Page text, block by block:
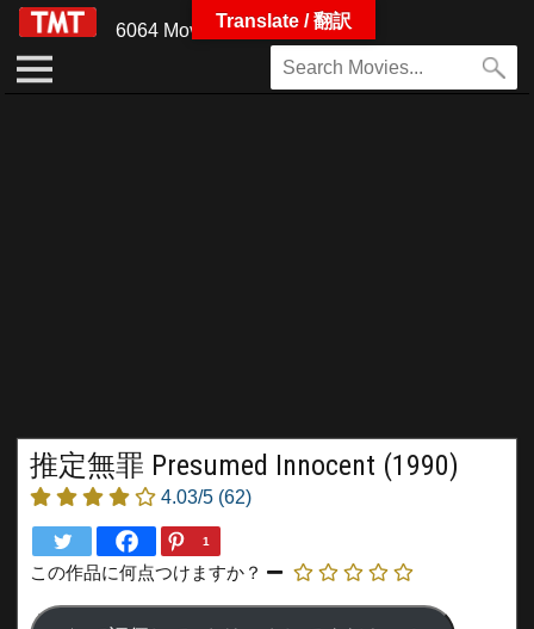
6064 Movies
推定無罪 Presumed Innocent (1990)
4.03/5 (62)
1
この作品に何点つけますか？
Translate / 翻訳